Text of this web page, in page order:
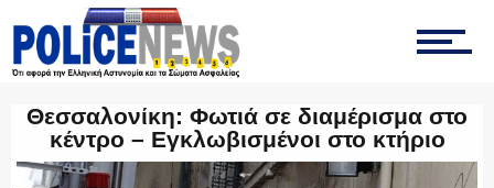
ΤΡΟΧΑΙΑ
ΟΠΚΕ
Θεσσαλονίκη: Φωτιά σε διαμέρισμα στο
κέντρο – Εγκλωβισμένοι στο κτήριο